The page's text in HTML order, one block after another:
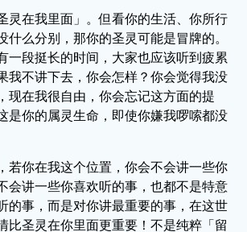
灵在我里面」。但看你的生活、你所行
什么分别，那你的圣灵可能是冒牌的。
一段挺长的时间，大家也应该听到疲累
我不讲下去，你会怎样？你会觉得我没
现在我很自由，你会忘记这方面的提
是你的属灵生命，即使你嫌我啰嗦都没
若你在我这个位置，你会不会讲一些你
会讲一些你喜欢听的事，也都不是特意
的事，而是对你讲最重要的事，在这世
比圣灵在你里面更重要！不是纯粹「留